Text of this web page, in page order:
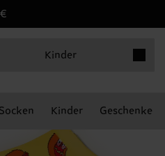
Kinder
Socken Kinder Geschenke